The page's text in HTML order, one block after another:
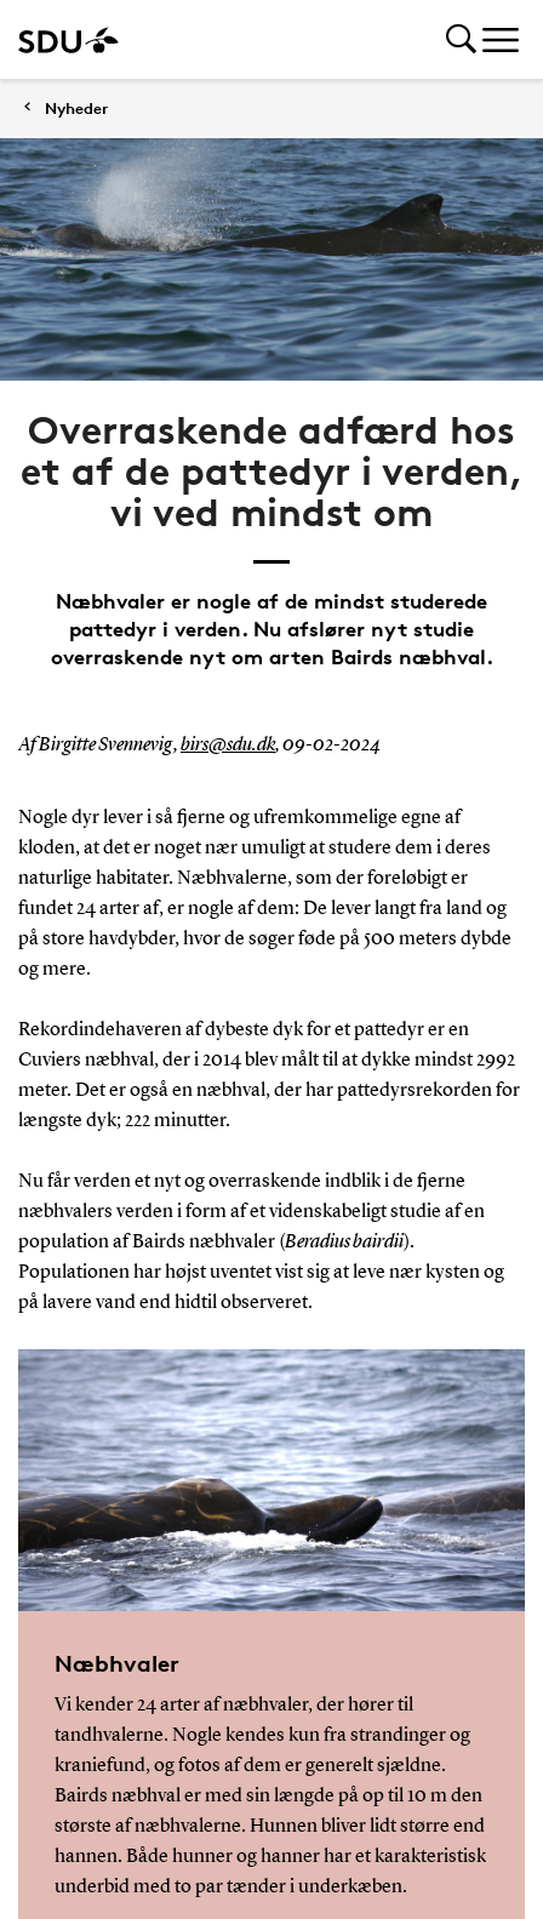
Nyheder
Overraskende adfærd hos
et af de pattedyr i verden,
vi ved mindst om
Næbhvaler er nogle af de mindst studerede
pattedyr i verden. Nu afslører nyt studie
overraskende nyt om arten Bairds næbhval.
Af Birgitte Svennevig,birs@sdu.dk,09-02-2024
Nogle dyr lever i så fjerne og ufremkommelige egne af
kloden, at det er noget nær umuligt at studere dem i deres
naturlige habitater. Næbhvalerne, som der foreløbigt er
fundet 24 arter af, er nogle af dem: De lever langt fra land og
på store havdybder, hvor de søger føde på 500 meters dybde
og mere.
Rekordindehaveren af dybeste dyk for et pattedyr er en
Cuviers næbhval, der i 2014 blev målt til at dykke mindst 2992
meter. Det er også en næbhval, der har pattedyrsrekorden for
længste dyk; 222 minutter.
Nu får verden et nyt og overraskende indblik i de fjerne
næbhvalers verden i form af et videnskabeligt studie af en
population af Bairds næbhvaler (Beradius bairdii).
Populationen har højst uventet vist sig at leve nær kysten og
på lavere vand end hidtil observeret.
Næbhvaler
Vi kender 24 arter af næbhvaler, der hører til
tandhvalerne. Nogle kendes kun fra strandinger og
kraniefund, og fotos af dem er generelt sjældne.
Bairds næbhval er med sin længde på op til 10 m den
største af næbhvalerne. Hunnen bliver lidt større end
hannen. Både hunner og hanner har et karakteristisk
underbid med to par tænder i underkæben.